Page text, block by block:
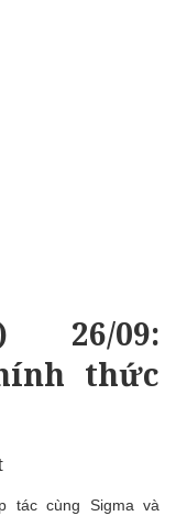
26/09:
thức
tác cùng Sigma và